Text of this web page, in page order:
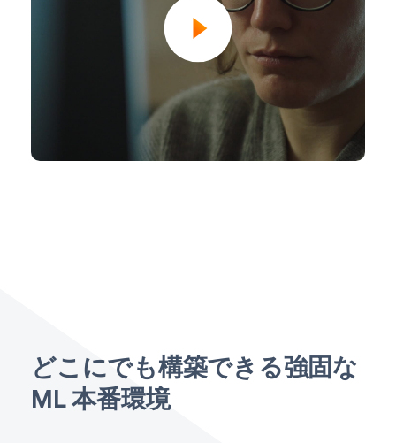
どこにでも構築できる強固な
ML 本番環境